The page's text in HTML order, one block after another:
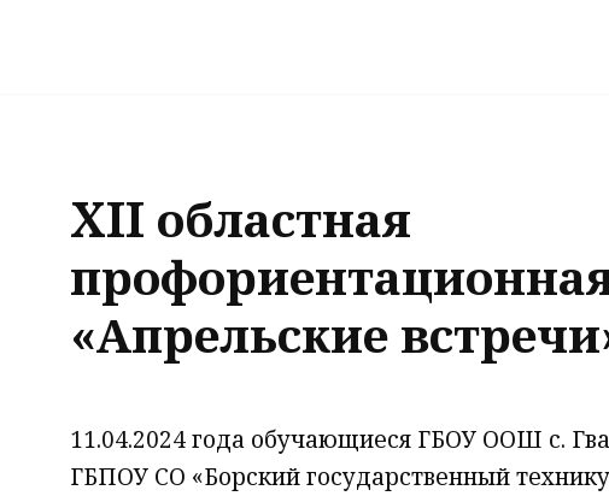
XII областная
«Апрельские
11.04.2024 года обучающиеся ГБОУ ООШ с.
ГБПОУ СО «Борский государственный